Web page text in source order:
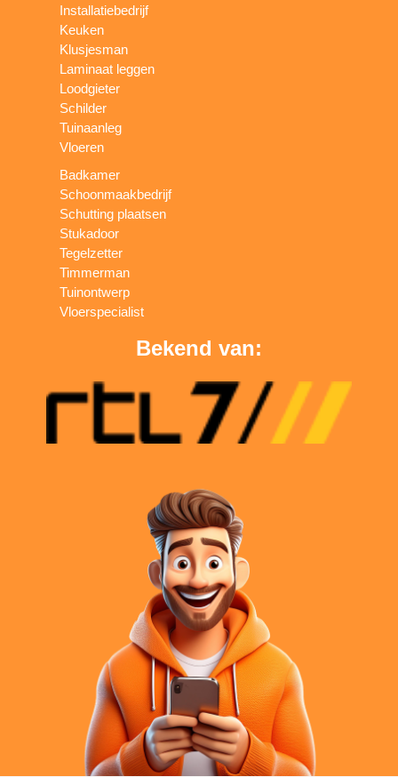
Installatiebedrijf
Keuken
Klusjesman
Laminaat leggen
Loodgieter
Schilder
Tuinaanleg
Vloeren
Badkamer
Schoonmaakbedrijf
Schutting plaatsen
Stukadoor
Tegelzetter
Timmerman
Tuinontwerp
Vloerspecialist
Bekend van: